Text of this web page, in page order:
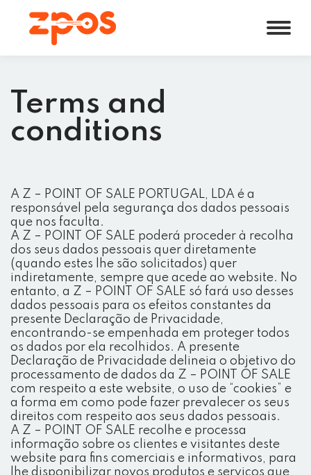
Terms and
conditions
A Z – POINT OF SALE PORTUGAL, LDA é a
responsável pela segurança dos dados pessoais
que nos faculta.
A Z – POINT OF SALE poderá proceder à recolha
dos seus dados pessoais quer diretamente
(quando estes lhe são solicitados) quer
indiretamente, sempre que acede ao website. No
entanto, a Z – POINT OF SALE só fará uso desses
dados pessoais para os efeitos constantes da
presente Declaração de Privacidade,
encontrando-se empenhada em proteger todos
os dados por ela recolhidos. A presente
Declaração de Privacidade delineia o objetivo do
processamento de dados da Z – POINT OF SALE
com respeito a este website, o uso de “cookies” e
a forma em como pode fazer prevalecer os seus
direitos com respeito aos seus dados pessoais.
A Z – POINT OF SALE recolhe e processa
informação sobre os clientes e visitantes deste
website para fins comerciais e informativos, para
lhe disponibilizar novos produtos e serviços que